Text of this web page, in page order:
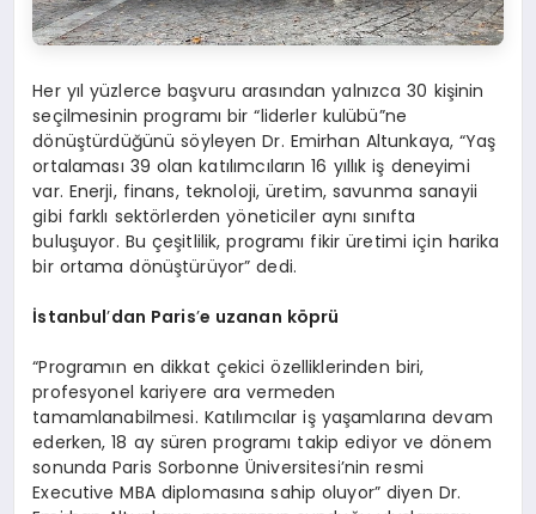
Her yıl yüzlerce başvuru arasından yalnızca 30 kişinin
seçilmesinin programı bir “liderler kulübü”ne
dönüştürdüğünü söyleyen Dr. Emirhan Altunkaya, “Yaş
ortalaması 39 olan katılımcıların 16 yıllık iş deneyimi
var. Enerji, finans, teknoloji, üretim, savunma sanayii
gibi farklı sektörlerden yöneticiler aynı sınıfta
buluşuyor. Bu çeşitlilik, programı fikir üretimi için harika
bir ortama dönüştürüyor” dedi.
İstanbul’dan Paris’e uzanan köprü
“Programın en dikkat çekici özelliklerinden biri,
profesyonel kariyere ara vermeden
tamamlanabilmesi. Katılımcılar iş yaşamlarına devam
ederken, 18 ay süren programı takip ediyor ve dönem
sonunda Paris Sorbonne Üniversitesi’nin resmi
Executive MBA diplomasına sahip oluyor” diyen Dr.